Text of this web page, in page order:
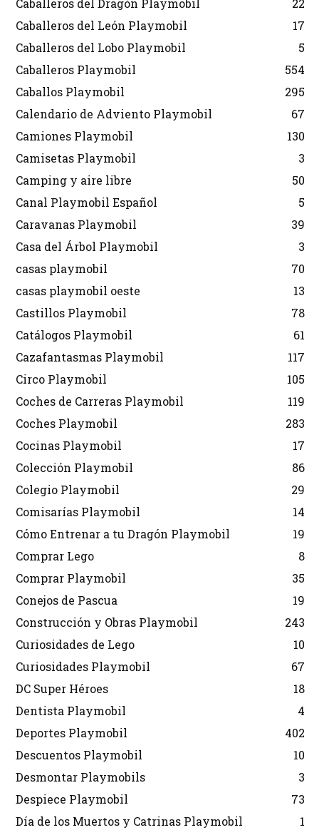
Caballeros del Dragón Playmobil
22
Caballeros del León Playmobil
17
Caballeros del Lobo Playmobil
5
Caballeros Playmobil
554
Caballos Playmobil
295
Calendario de Adviento Playmobil
67
Camiones Playmobil
130
Camisetas Playmobil
3
Camping y aire libre
50
Canal Playmobil Español
5
Caravanas Playmobil
39
Casa del Árbol Playmobil
3
casas playmobil
70
casas playmobil oeste
13
Castillos Playmobil
78
Catálogos Playmobil
61
Cazafantasmas Playmobil
117
Circo Playmobil
105
Coches de Carreras Playmobil
119
Coches Playmobil
283
Cocinas Playmobil
17
Colección Playmobil
86
Colegio Playmobil
29
Comisarías Playmobil
14
Cómo Entrenar a tu Dragón Playmobil
19
Comprar Lego
8
Comprar Playmobil
35
Conejos de Pascua
19
Construcción y Obras Playmobil
243
Curiosidades de Lego
10
Curiosidades Playmobil
67
DC Super Héroes
18
Dentista Playmobil
4
Deportes Playmobil
402
Descuentos Playmobil
10
Desmontar Playmobils
3
Despiece Playmobil
73
Día de los Muertos y Catrinas Playmobil
1